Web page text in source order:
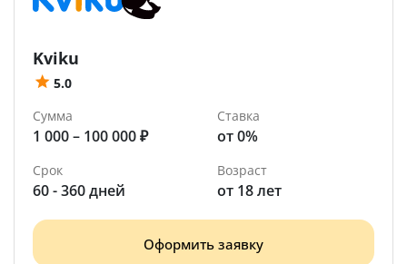
Kviku
5.0
Сумма
1 000 – 100 000 ₽
Ставка
от 0%
Срок
60 - 360 дней
Возраст
от 18 лет
Оформить заявку